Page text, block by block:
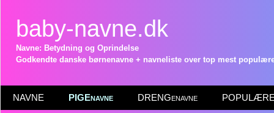
baby-navne.dk
Navne: Betydning og Oprindelse
Godkendte danske børnenavne + navneliste over top mest
NAVNE PIGEnavne DRENGenavne POPULÆRE